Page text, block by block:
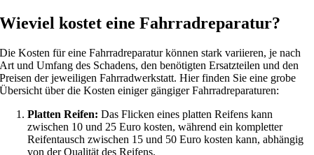
Wieviel kostet eine Fahrradreparatur?
Die Kosten für eine Fahrradreparatur können stark variieren, je nach
Art und Umfang des Schadens, den benötigten Ersatzteilen und den
Preisen der jeweiligen Fahrradwerkstatt. Hier finden Sie eine grobe
Übersicht über die Kosten einiger gängiger Fahrradreparaturen:
Platten Reifen: Das Flicken eines platten Reifens kann
zwischen 10 und 25 Euro kosten, während ein kompletter
Reifentausch zwischen 15 und 50 Euro kosten kann, abhängig
von der Qualität des Reifens.